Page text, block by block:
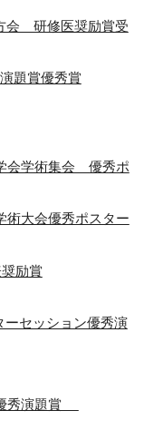
会 研修医奨励賞受
題賞優秀賞
会学術集会 優秀ポ
術大会優秀ポスター
励賞
ーセッション優秀演
秀演題賞